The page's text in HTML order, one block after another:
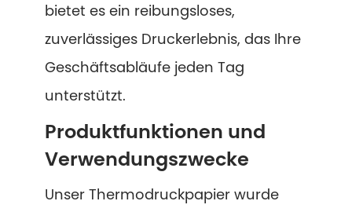
bietet es ein reibungsloses,
zuverlässiges Druckerlebnis, das Ihre
Geschäftsabläufe jeden Tag
unterstützt.
Produktfunktionen und
Verwendungszwecke
Unser Thermodruckpapier wurde